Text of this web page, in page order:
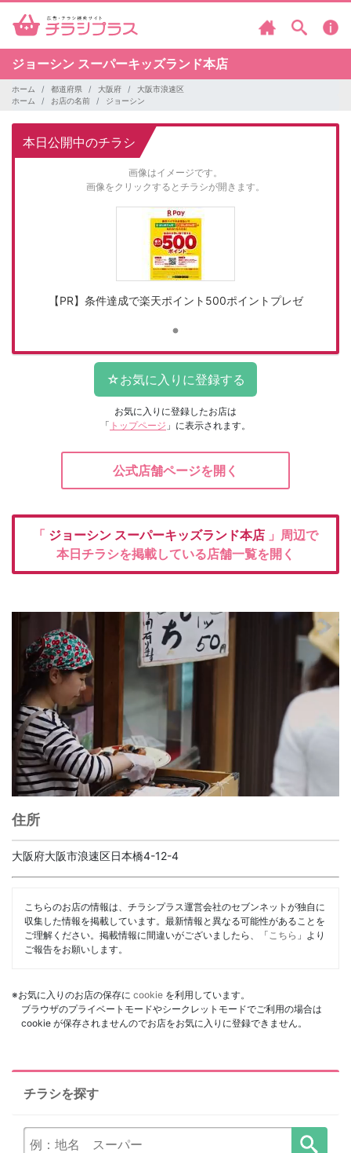
ジョーシン スーパーキッズランド本店
ホーム 都道府県 大阪府
大阪市浪速区
ホーム
お店の名前 ジョーシン
本日公開中のチラシ
画像はイメージです。
画像をクリックするとチラシが開きます。
【PR】条件達成で楽天ポイント500ポイントプレゼ
お気に入りに登録したお店は
「 トップページ 」に表示されます。
公式店舗ページを開く
「 ジョーシン スーパーキッズランド本店 」周辺で
本日チラシを掲載している店舗一覧を開く
住所
大阪府大阪市浪速区日本橋4-12-4
こちらのお店の情報は、チラシプラス運営会社のセブンネットが独自に
収集した情報を掲載しています。最新情報と異なる可能性があることを
ご理解ください。掲載情報に間違いがございましたら、「 こちら 」より
ご報告をお願いします。
※お気に入りのお店の保存に cookie を利用しています。
ブラウザのプライベートモードやシークレットモードでご利用の場合は
cookie が保存されませんのでお店をお気に入りに登録できません。
チラシを探す